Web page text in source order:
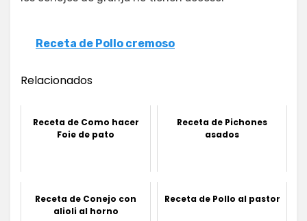
Receta de Pollo cremoso
Relacionados
Receta de Como hacer
Foie de pato
Receta de Pichones
asados
Receta de Conejo con
alioli al horno
Receta de Pollo al pastor